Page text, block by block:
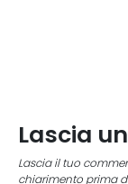
Lascia
Lascia il tuo
chiarimento prima